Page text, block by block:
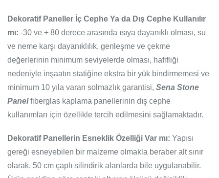
Dekoratif Paneller İç Cephe Ya da Dış Cephe Kullanılır
mı: -30 ve + 80 derece arasında ısıya dayanıklı olması, su
ve neme karşı dayanıklılık, genleşme ve çekme
değerlerinin minimum seviyelerde olması, hafifliği
nedeniyle inşaatın statiğine ekstra bir yük bindirmemesi ve
minimum 10 yıla varan solmazlık garantisi, Sena Stone
Panelfiberglas kaplama panellerinin dış cephe
kullanımları için özellikle tercih edilmesini sağlamaktadır.
Dekoratif Panellerin Esneklik Özelliği Var mı: Yapısı
gereği esneyebilen bir malzeme olmakla beraber alt sınır
olarak, 50 cm çaplı silindirik alanlarda bile uygulanabilir.